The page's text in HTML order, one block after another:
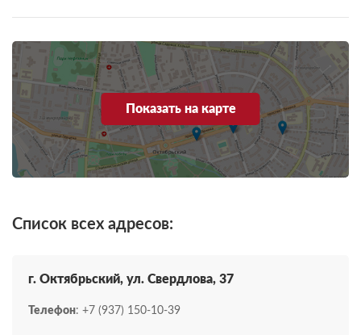
Показать на карте
Список всех адресов:
г. Октябрьский, ул. Свердлова, 37
Телефон: +7 (937) 150-10-39